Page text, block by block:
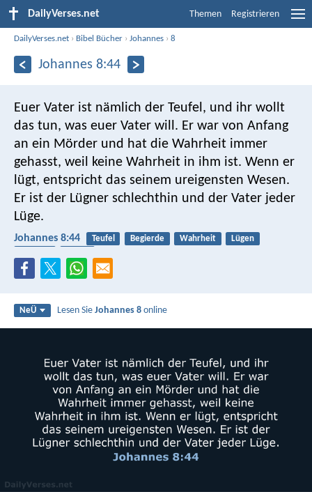
DailyVerses.net Themen Registrieren
DailyVerses.net › Bibel Bücher ›Johannes ›8
Johannes 8:44
Euer Vater ist nämlich der Teufel, und ihr wollt
das tun, was euer Vater will. Er war von Anfang
an ein Mörder und hat die Wahrheit immer
gehasst, weil keine Wahrheit in ihm ist. Wenn er
lügt, entspricht das seinem ureigensten Wesen.
Er ist der Lügner schlechthin und der Vater jeder
Lüge.
Johannes 8:44 Teufel Begierde Wahrheit
Lügen
NeÜ Lesen SieJohannes 8 online